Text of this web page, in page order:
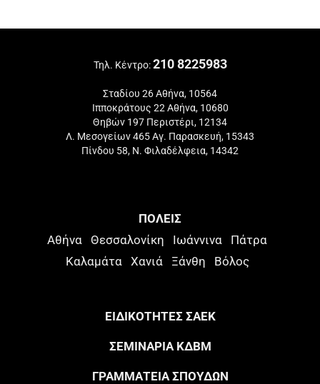
Τηλ. Κέντρο:210 8225983
Σταδίου 26 Αθήνα, 10564
Ιπποκράτους 22 Αθήνα, 10680
Θηβών 197 Περιστέρι, 12134
Λ. Μεσογείων 465 Αγ. Παρασκευή, 15343
Πίνδου 58, Ν. Φιλαδέλφεια, 14342
ΠΟΛΕΙΣ
Αθήνα Θεσσαλονίκη Ιωάννινα
Πάτρα
Καλαμάτα
Χανιά Ξάνθη Βόλος
ΕΙΔΙΚΟΤΗΤΕΣ ΣΑΕΚ
ΣΕΜΙΝΑΡΙΑ ΚΔΒΜ
ΓΡΑΜΜΑΤΕΙΑ ΣΠΟΥΔΩΝ